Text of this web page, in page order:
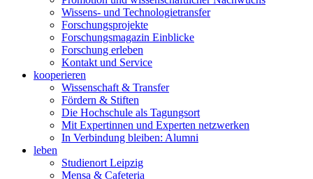
Wissens- und Technologietransfer
Forschungsprojekte
Forschungsmagazin Einblicke
Forschung erleben
Kontakt und Service
kooperieren
Wissenschaft & Transfer
Fördern & Stiften
Die Hochschule als Tagungsort
Mit Expertinnen und Experten netzwerken
In Verbindung bleiben: Alumni
leben
Studienort Leipzig
Mensa & Cafeteria